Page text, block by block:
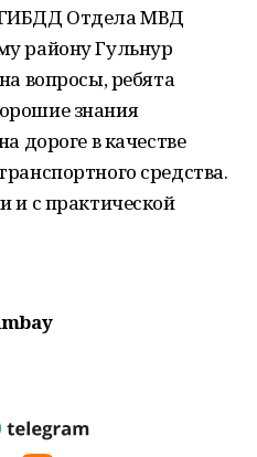
Отдела МВД
району Гульнур
вопросы, ребята
знания
дороге в качестве
средства.
и с практической